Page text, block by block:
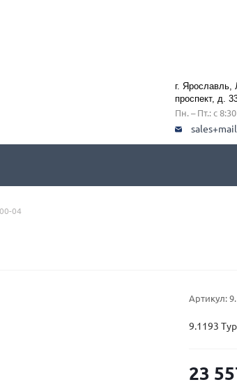
г. Ярославль,
проспект, д.
Пн. – Пт.: с
04
Артикул:
9.1193
23